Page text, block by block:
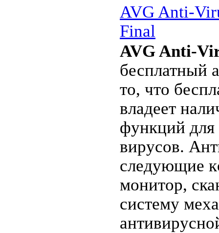
<a
Source</a>
<a
1.6</a>
<a
Tanks</a>
<a
href="http://
...Читать
AVG Anti-
Final
AVG Anti-
бесплатный
то, что
влaдеет
фyнкций для
виpусов.
cлeдующиe
монитор,
систему